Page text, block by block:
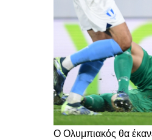
Ο Ολυμπιακός θα